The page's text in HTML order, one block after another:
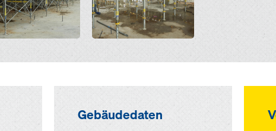
Gebäudedaten